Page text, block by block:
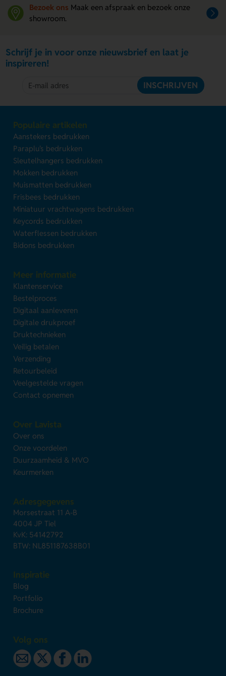
Bezoek ons Maak een afspraak en bezoek onze
showroom.
Schrijf je in voor onze nieuwsbrief en laat je
inspireren!
INSCHRIJVEN
Populaire artikelen
Aanstekers bedrukken
Paraplu's bedrukken
Sleutelhangers bedrukken
Mokken bedrukken
Muismatten bedrukken
Frisbees bedrukken
Miniatuur vrachtwagens bedrukken
Keycords bedrukken
Waterflessen bedrukken
Bidons bedrukken
Meer informatie
Klantenservice
Bestelproces
Digitaal aanleveren
Digitale drukproef
Druktechnieken
Veilig betalen
Verzending
Retourbeleid
Veelgestelde vragen
Contact opnemen
Over Lavista
Over ons
Onze voordelen
Duurzaamheid & MVO
Keurmerken
Adresgegevens
Morsestraat 11 A-B
4004 JP Tiel
KvK: 54142792
BTW: NL851187638B01
Inspiratie
Blog
Portfolio
Brochure
Volg ons